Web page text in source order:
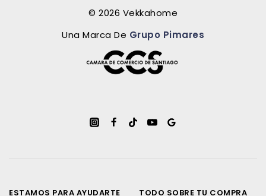
© 2026 Vekkahome
Una Marca De Grupo Pimares
ESTAMOS PARA AYUDARTE TODO SOBRE TU COMPRA